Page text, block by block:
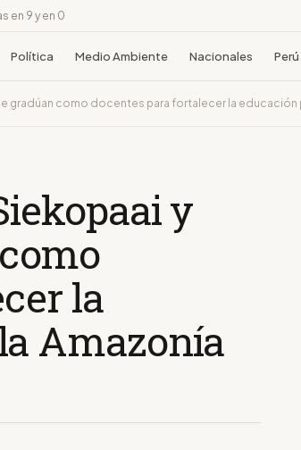
en 9 y en 0
Política Medio Ambiente Nacionales Perú
gradúan como docentes para fortalecer la educación
y
la
Amazonía